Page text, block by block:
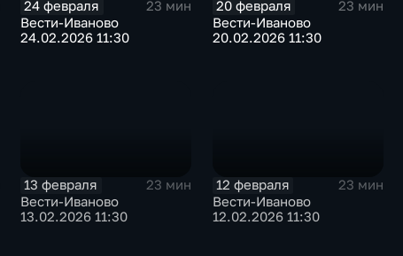
24 февраля
23 мин
Вести-Иваново
24.02.2026 11:30
20 февраля
23 мин
Вести-Иваново
20.02.2026 11:30
13 февраля
23 мин
Вести-Иваново
13.02.2026 11:30
12 февраля
23 мин
Вести-Иваново
12.02.2026 11:30